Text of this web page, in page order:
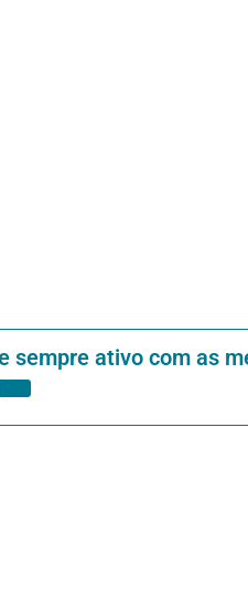
sempre ativo com as